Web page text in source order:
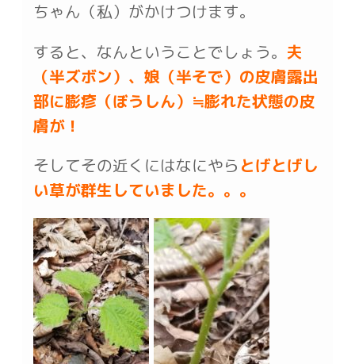
ちゃん（私）がかけつけます。
すると、なんということでしょう。 夫
（半ズボン）、娘（半そで）の皮膚露出
部に膨疹（ぼうしん）≒膨れた状態の皮
膚が！
そしてその近くにはなにやら とげとげし
い草が群生していました。。。